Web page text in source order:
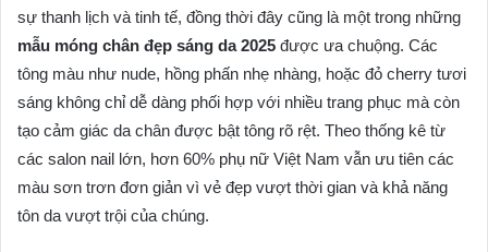
sự thanh lịch và tinh tế, đồng thời đây cũng là một trong những
mẫu móng chân đẹp sáng da 2025 được ưa chuộng. Các
tông màu như nude, hồng phấn nhẹ nhàng, hoặc đỏ cherry tươi
sáng không chỉ dễ dàng phối hợp với nhiều trang phục mà còn
tạo cảm giác da chân được bật tông rõ rệt. Theo thống kê từ
các salon nail lớn, hơn 60% phụ nữ Việt Nam vẫn ưu tiên các
màu sơn trơn đơn giản vì vẻ đẹp vượt thời gian và khả năng
tôn da vượt trội của chúng.